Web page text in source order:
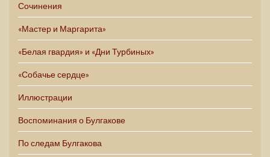
Сочинения
«Мастер и Маргарита»
«Белая гвардия» и «Дни Турбиных»
«Собачье сердце»
Иллюстрации
Воспоминания о Булгакове
По следам Булгакова